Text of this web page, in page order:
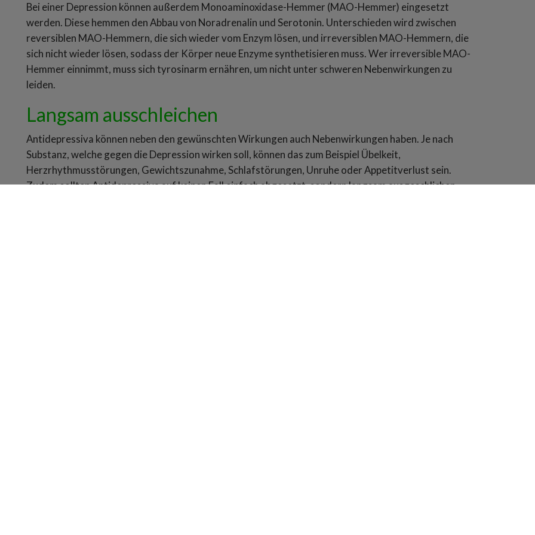
Bei einer Depression können außerdem Monoaminoxidase-Hemmer (MAO-Hemmer) eingesetzt
werden. Diese hemmen den Abbau von Noradrenalin und Serotonin. Unterschieden wird zwischen
reversiblen MAO-Hemmern, die sich wieder vom Enzym lösen, und irreversiblen MAO-Hemmern, die
sich nicht wieder lösen, sodass der Körper neue Enzyme synthetisieren muss. Wer irreversible MAO-
Hemmer einnimmt, muss sich tyrosinarm ernähren, um nicht unter schweren Nebenwirkungen zu
leiden.
Langsam ausschleichen
Antidepressiva können neben den gewünschten Wirkungen auch Nebenwirkungen haben. Je nach
Substanz, welche gegen die Depression wirken soll, können das zum Beispiel Übelkeit,
Herzrhythmusstörungen, Gewichtszunahme, Schlafstörungen, Unruhe oder Appetitverlust sein.
Zudem sollten Antidepressiva auf keinen Fall einfach abgesetzt, sondern langsam ausgeschlichen